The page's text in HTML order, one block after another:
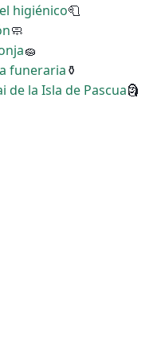
higiénico🧻
🧼
🧽
funeraria⚱
de la Isla de Pascua🗿